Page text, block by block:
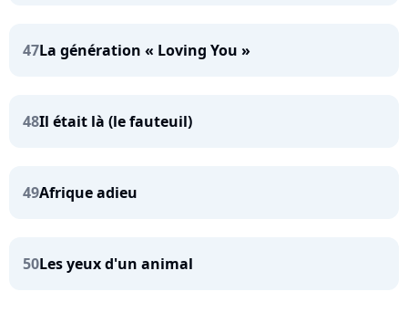
47La génération « Loving You »
48Il était là (le fauteuil)
49Afrique adieu
50Les yeux d'un animal